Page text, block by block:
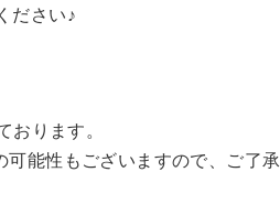
ださい♪
ります。
能性もございますので、ご了承